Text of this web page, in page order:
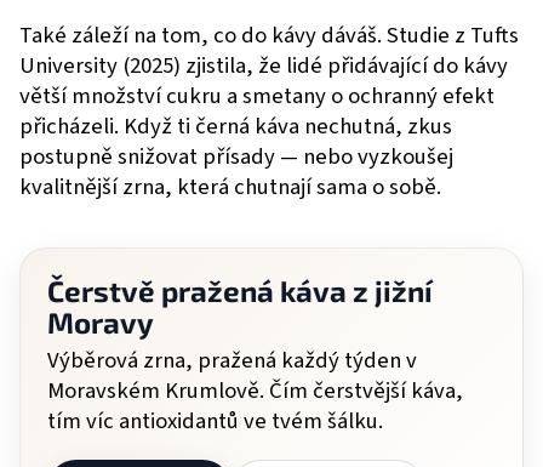
Také záleží na tom, co do kávy dáváš. Studie z Tufts
University (2025) zjistila, že lidé přidávající do kávy
větší množství cukru a smetany o ochranný efekt
přicházeli. Když ti černá káva nechutná, zkus
postupně snižovat přísady — nebo vyzkoušej
kvalitnější zrna, která chutnají sama o sobě.
Čerstvě pražená káva z jižní
Moravy
Výběrová zrna, pražená každý týden v
Moravském Krumlově. Čím čerstvější káva,
tím víc antioxidantů ve tvém šálku.